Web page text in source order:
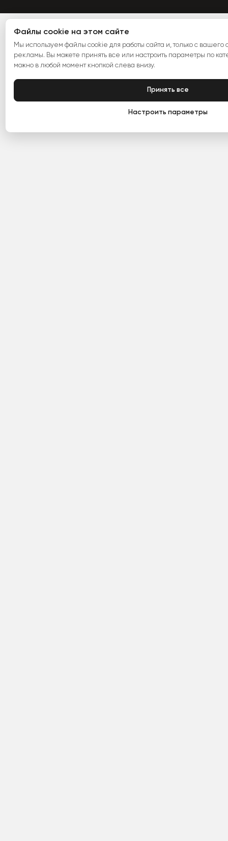
Файлы cookie на этом сайте
Мы используем файлы cookie для работы сайта и, только с вашего
рекламы. Вы можете принять все или настроить параметры по
можно в любой момент кнопкой слева внизу.
Принять все
Настроить параметры